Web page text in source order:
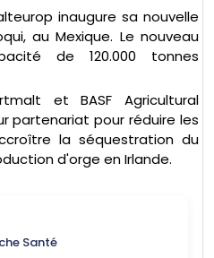
inaugure sa nouvelle
au Mexique. Le nouveau
de 120.000 tonnes
et BASF Agricultural
partenariat pour réduire les
la séquestration du
d'orge en Irlande.
Santé